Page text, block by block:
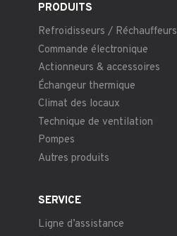
PRODUITS
Refroidisseurs / Réchauffeurs
Commande électronique
Actionneurs & accessoires
Échangeur thermique
Climat des locaux
Technique de ventilation
Pompes
Autres produits
SERVICE
Ligne d’assistance